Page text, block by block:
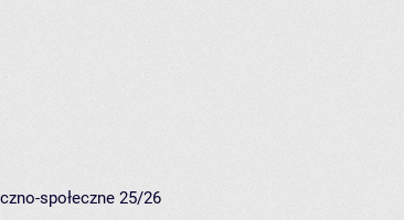
społeczne 25/26